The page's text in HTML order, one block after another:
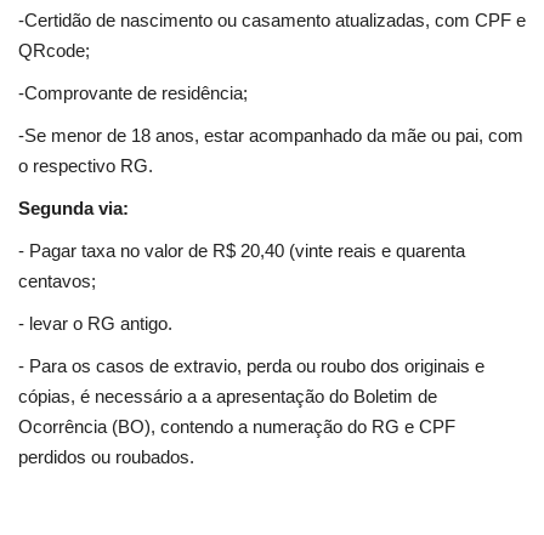
-Certidão de nascimento ou casamento atualizadas, com CPF e
QRcode;
-Comprovante de residência;
-Se menor de 18 anos, estar acompanhado da mãe ou pai, com
o respectivo RG.
Segunda via:
- Pagar taxa no valor de R$ 20,40 (vinte reais e quarenta
centavos;
- levar o RG antigo.
- Para os casos de extravio, perda ou roubo dos originais e
cópias, é necessário a a apresentação do Boletim de
Ocorrência (BO), contendo a numeração do RG e CPF
perdidos ou roubados.